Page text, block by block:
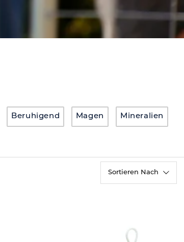
Beruhigend Magen Mineralien
Sortieren Nach